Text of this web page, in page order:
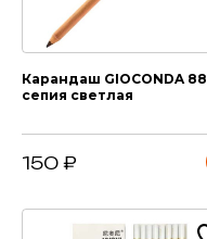
Карандаш GIOCONDA
сепия светлая
150 ₽